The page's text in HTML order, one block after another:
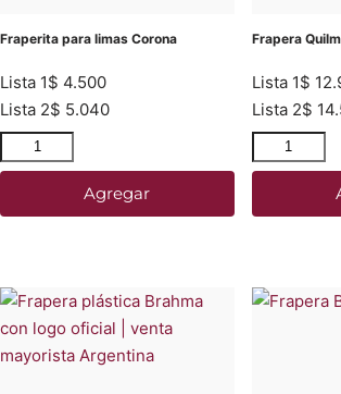
Fraperita para limas Corona
Lista 1$ 4.500
Lista 2$ 5.040
Agregar
Frapera
Lista 1$
Lista 2$